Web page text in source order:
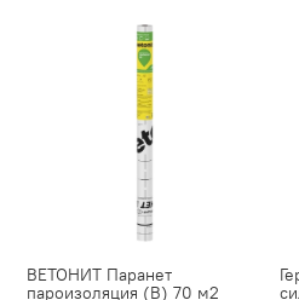
ВЕТОНИТ Паранет
пароизоляция (В) 70 м2